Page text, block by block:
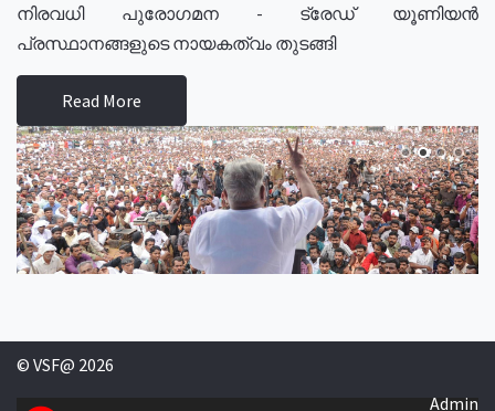
നിരവധി പുരോഗമന - ട്രേഡ് യൂണിയൻ
പ്രസ്ഥാനങ്ങളുടെ നായകത്വം തുടങ്ങി
Read More
© VSF@ 2026
Admin